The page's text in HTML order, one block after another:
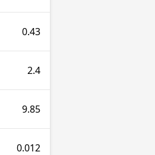
0.43
2.4
9.85
0.012